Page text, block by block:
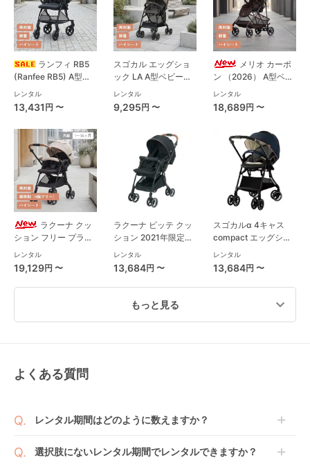
ランフィ RB5
(Ranfee RB5) A型ベ
ビーカー ピジョン
(pigeon)
レンタル
13,431 円 〜
スゴカル エッグショ
ック LA A型ベビーカ
ー コンビ(Combi)
レンタル
9,295円 〜
メリオ カーボ
ン （2026） A型ベビ
ーカー サイベックス
(cybex)
レンタル
18,689円 〜
ラクーナ クッ
ション フリー プラス
AE (アカチャンホンポ
限定モデル) A型ベビ
ーカー アップリカ
(Aprica)
レンタル
19,129円 〜
ラクーナ ビッテ クッ
ション 2021年限定モ
デル(アカチャンホン
ポ限定モデル) A型ベ
ビーカー アップリカ
(aprica)
レンタル
13,684円 〜
スゴカルα 4キャス
compact エッグショ
ック HU A型ベビーカ
ー コンビ(Combi)
レンタル
13,684円 〜
ーカー
レンタル
10,725
レンタル
8,217
もっと見る
よくある質問
レンタル期間はどのように数えますか？
開始日1日目となります。
選択肢にないレンタル期間でレンタルできますか？